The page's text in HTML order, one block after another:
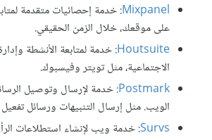
Mixpanel: خدمة إحصائيات متقدمة
على موقعك، خلال الزمن الحقيقي.
Houtsuite: خدمة لمتابعة الأنشطة
الاجتماعية، مثل تويتر وفيسبوك.
Postmark: خدمة لإرسال وتوصيل
الويب. مثل إرسال التنبيهات ورسائل تفعيل
Survs: خدمة ويب لإنشاء استطلاعات